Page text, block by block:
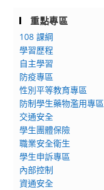
重點專區
108 課綱
學習歷程
自主學習
防疫專區
性別平等教育專區
防制學生藥物濫用專區
交通安全
學生團體保險
職業安全衛生
學生申訴專區
內部控制
資通安全